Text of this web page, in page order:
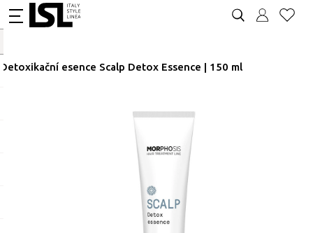
Detoxikační esence Scalp Detox Essence | 150 ml